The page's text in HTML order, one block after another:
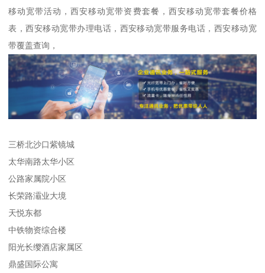
移动宽带活动，西安移动宽带资费套餐，西安移动宽带套餐价格
表，西安移动宽带办理电话，西安移动宽带服务电话，西安移动宽
带覆盖查询，
三桥北沙口紫镜城
太华南路太华小区
公路家属院小区
长荣路灞业大境
天悦东都
中铁物资综合楼
阳光长缨酒店家属区
鼎盛国际公寓